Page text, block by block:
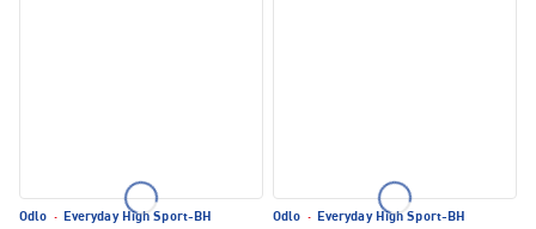
Odlo · Everyday High Sport-BH
Odlo · Everyday High Sport-BH